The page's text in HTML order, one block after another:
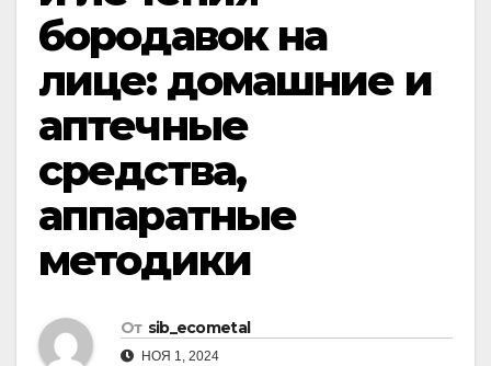
бородавок на
лице: домашние и
аптечные
средства,
аппаратные
методики
От sib_ecometal
НОЯ 1, 2024